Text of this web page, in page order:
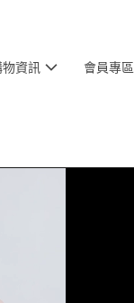
物資訊 會員專區